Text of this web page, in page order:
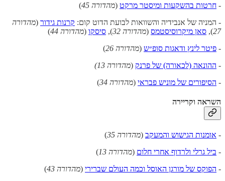
- חרטות בהשקעות ומיסטר מרקט (מהדורה 45
)
- המניה של אנבידיה והשוואות לבועת הדוט קום: קרנות גידור (מהדורה
27
), סאן מיקרוסיסטמס (מהדורה 32 ), סיסקו (מהדורה 44
)
- פיטר לינץ ודאגות סופ״ש (מהדורה 26
)
- ההונאה (לכאורה) של פרנק (מהדורה 13)
- הסיפורים של מוניש פבראי (מהדורה 34 )
השראה וקריירה
- אומנות הגישוש והמעקב (מהדורה 35
)
- ביל גרלי ולרדוף אחרי חלום (מהדורה 13
)
- הפוקס של מורגן האוסל וכמה העולם שברירי (מהדורה 43
)